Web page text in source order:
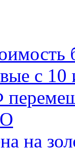
с 10
на